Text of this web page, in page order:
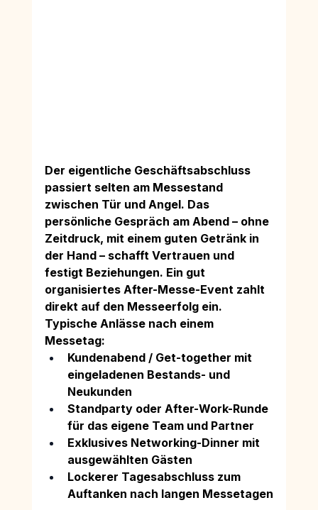
Der eigentliche Geschäftsabschluss
passiert selten am Messestand
zwischen Tür und Angel. Das
persönliche Gespräch am Abend – ohne
Zeitdruck, mit einem guten Getränk in
der Hand – schafft Vertrauen und
festigt Beziehungen. Ein gut
organisiertes After-Messe-Event zahlt
direkt auf den Messeerfolg ein.
Typische Anlässe nach einem
Messetag:
Kundenabend / Get-together mit
eingeladenen Bestands- und
Neukunden
Standparty oder After-Work-Runde
für das eigene Team und Partner
Exklusives Networking-Dinner mit
ausgewählten Gästen
Lockerer Tagesabschluss zum
Auftanken nach langen Messetagen